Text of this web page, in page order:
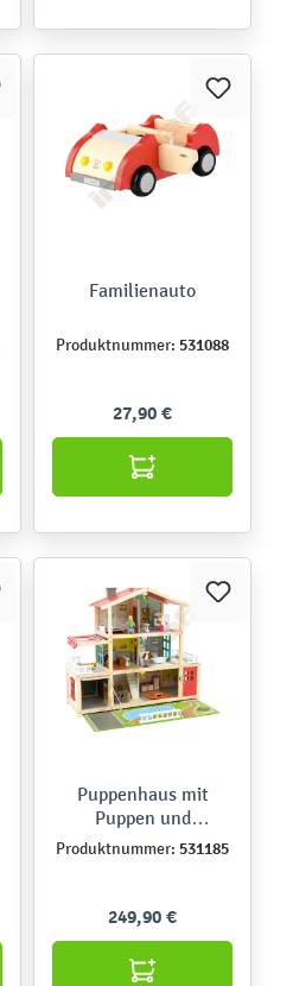
Familienauto
Produktnummer: 531088
27,90 €
Puppenhaus mit
Puppen und
Ausstattung
Produktnummer: 531185
249,90 €